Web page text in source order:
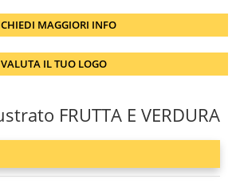
MAGGIORI INFO
VALUTA IL TUO LOGO
FRUTTA E VERDURA